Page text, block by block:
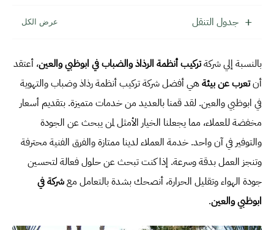
جدول التنقل
بالنسبة إلي شركةتركيب أنظمة الرذاذ والضبابفي ابوظبي والعين، أعتقد
أنتعربعن بيئةهي أفضل شركة تركيب أنظمة رذاذ وضباب والتهوية
في ابوظبي والعين. لقد قمنا بالعديد من خدمات متميزة. بتقديم أسعار
مخفضة للعملاء، مما يجعلنا الخيار الأمثل لمن يبحث عن الجودة
والتوفير في آن واحد. خدمة العملاء لدينا ممتازة والفرق الفنية محترفة
وتنجز العمل بدقة وسرعة. إذا كنت تبحث عن حلول فعالة لتحسين
جودة الهواء وتقليل الحرارة، أنصحك بشدة بالتعامل معشركة في
ابوظبي والعين.